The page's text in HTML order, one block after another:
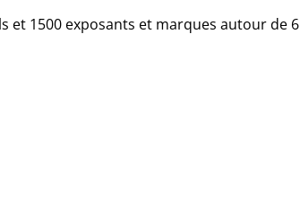
et 1500 exposants et marques autour de 6